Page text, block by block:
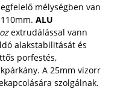
mélységben van
ALU
extrudálással vann
alakstabilitását és
porfestés,
A 25mm vizorr
szolgálnak.